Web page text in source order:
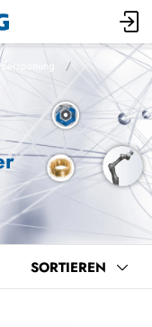
Zerspanung
SORTIEREN